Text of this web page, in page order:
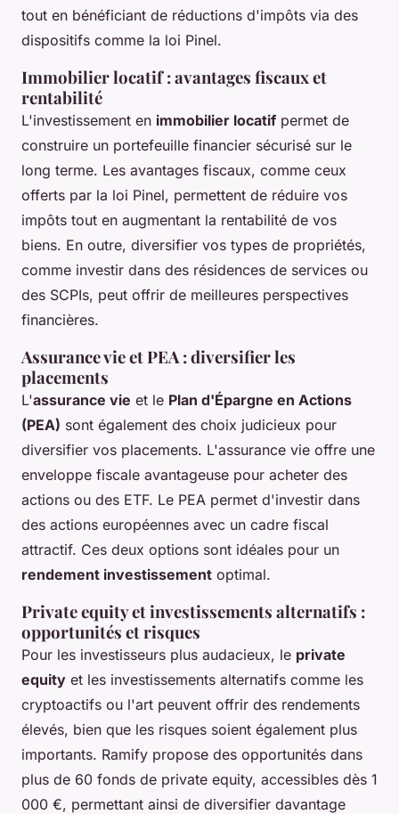
tout en bénéficiant de réductions d'impôts via des
dispositifs comme la loi Pinel.
Immobilier locatif : avantages fiscaux et
rentabilité
L'investissement en immobilier locatif permet de
construire un portefeuille financier sécurisé sur le
long terme. Les avantages fiscaux, comme ceux
offerts par la loi Pinel, permettent de réduire vos
impôts tout en augmentant la rentabilité de vos
biens. En outre, diversifier vos types de propriétés,
comme investir dans des résidences de services ou
des SCPIs, peut offrir de meilleures perspectives
financières.
Assurance vie et PEA : diversifier les
placements
L'assurance vie et le Plan d'Épargne en Actions
(PEA) sont également des choix judicieux pour
diversifier vos placements. L'assurance vie offre une
enveloppe fiscale avantageuse pour acheter des
actions ou des ETF. Le PEA permet d'investir dans
des actions européennes avec un cadre fiscal
attractif. Ces deux options sont idéales pour un
rendement investissement optimal.
Private equity et investissements alternatifs :
opportunités et risques
Pour les investisseurs plus audacieux, le private
equity et les investissements alternatifs comme les
cryptoactifs ou l'art peuvent offrir des rendements
élevés, bien que les risques soient également plus
importants. Ramify propose des opportunités dans
plus de 60 fonds de private equity, accessibles dès 1
000 €, permettant ainsi de diversifier davantage